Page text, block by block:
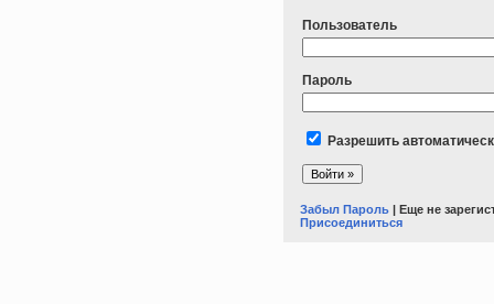
Пользователь
Пароль
Разрешить
Забыл Пароль | Еще не
Присоединиться